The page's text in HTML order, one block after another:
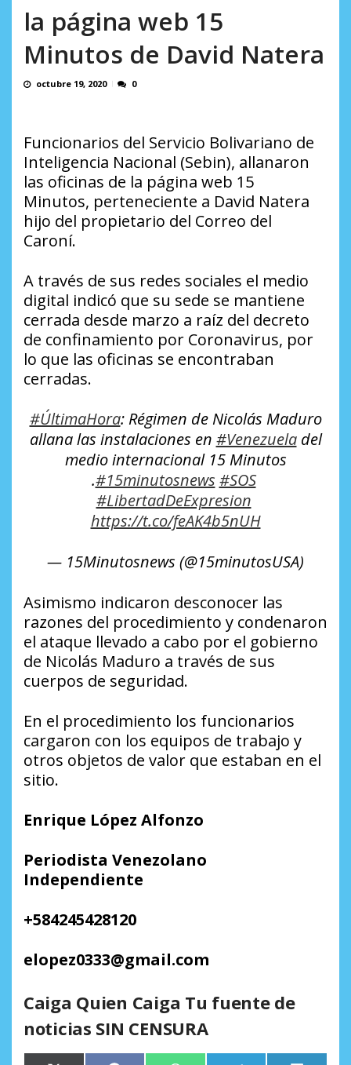
la página web 15
Minutos de David Natera
octubre 19, 2020 0
Funcionarios del Servicio Bolivariano de
Inteligencia Nacional (Sebin), allanaron
las oficinas de la página web 15
Minutos, perteneciente a David Natera
hijo del propietario del Correo del
Caroní.
A través de sus redes sociales el medio
digital indicó que su sede se mantiene
cerrada desde marzo a raíz del decreto
de confinamiento por Coronavirus, por
lo que las oficinas se encontraban
cerradas.
#ÚltimaHora: Régimen de Nicolás Maduro
allana las instalaciones en #Venezueladel
medio internacional 15 Minutos
.#15minutosnews #SOS
#LibertadDeExpresion
https://t.co/feAK4b5nUH
— 15Minutosnews (@15minutosUSA)
Asimismo indicaron desconocer las
razones del procedimiento y condenaron
el ataque llevado a cabo por el gobierno
de Nicolás Maduro a través de sus
cuerpos de seguridad.
En el procedimiento los funcionarios
cargaron con los equipos de trabajo y
otros objetos de valor que estaban en el
sitio.
Enrique López Alfonzo
Periodista Venezolano
Independiente
+584245428120
elopez0333@gmail.com
Caiga Quien Caiga Tu fuente de
noticias SIN CENSURA